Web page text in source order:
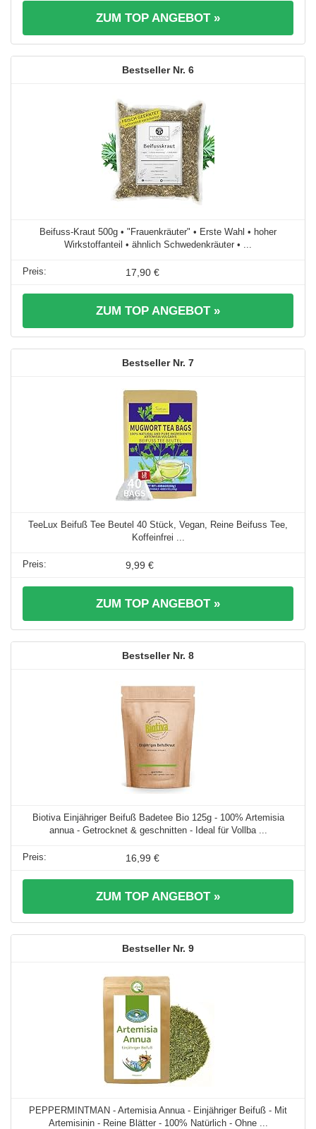
ZUM TOP ANGEBOT »
6
Beifuss-Kraut 500g • "Frauenkräuter" • Erste Wahl • hoher
Wirkstoffanteil • ähnlich Schwedenkräuter • ...
17,90 €
ZUM TOP ANGEBOT »
7
TeeLux Beifuß Tee Beutel 40 Stück, Vegan, Reine Beifuss Tee,
Koffeinfrei ...
9,99 €
ZUM TOP ANGEBOT »
8
Biotiva Einjähriger Beifuß Badetee Bio 125g - 100% Artemisia
annua - Getrocknet & geschnitten - Ideal für Vollba ...
16,99 €
ZUM TOP ANGEBOT »
9
PEPPERMINTMAN - Artemisia Annua - Einjähriger Beifuß - Mit
Artemisinin - Reine Blätter - 100% Natürlich - Ohne ...